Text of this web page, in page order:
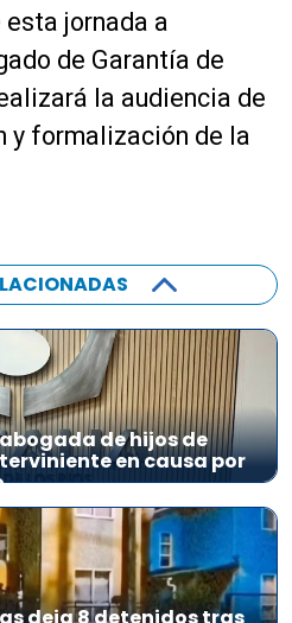
jornada a
de Garantía de
la audiencia de
y formalización de la
de hijos de
en causa por
deja 8 detenidos tras